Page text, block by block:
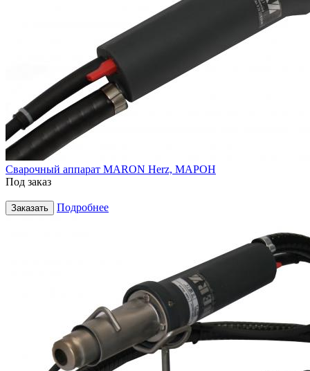
Сварочный аппарат MARON Herz, МАРОН
Под заказ
Заказать Подробнее